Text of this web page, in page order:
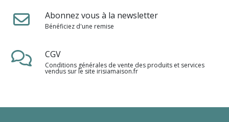
Abonnez vous à la newsletter
Bénéficiez d'une remise
CGV
Conditions générales de vente des produits et services
vendus sur le site irisiamaison.fr